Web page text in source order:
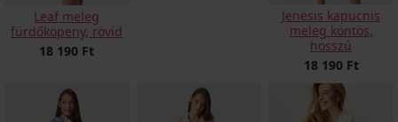
Leaf meleg
fürdőköpeny, rövid
18 190 Ft
Jenesis kapucnis
meleg köntös,
hosszú
18 190 Ft